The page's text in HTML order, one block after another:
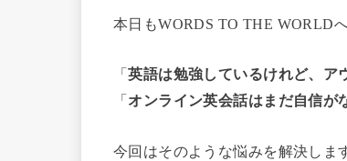
本日もWORDS TO THE WORLD
「英語は勉強しているけれど、ア
「 オンライン英会話はまだ自信が
今回はそのような悩みを解決しま